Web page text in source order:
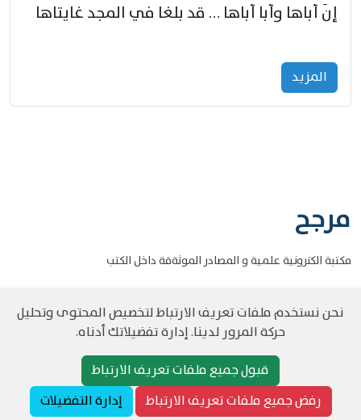
إنّ أباها وأبا أباها … قد بلغا في المجد غايتاها
المزید
مرجح
مكتبة الكترونية علمية و المصادر الموثةقة داخل الكتب
حقوق الطبع والنشر مرجح جميع الحقوق محفوظةسياسة و الخصوصية
نحن نستخدم ملفات تعريف الارتباط لتخصيص المحتوى وتحليل
حركة المرور لدينا. إدارة تفضيلاتك أدناه.
قبول جميع ملفات تعريف الارتباط
رفض جميع ملفات تعريف الارتباط
إدارة التفضيلات